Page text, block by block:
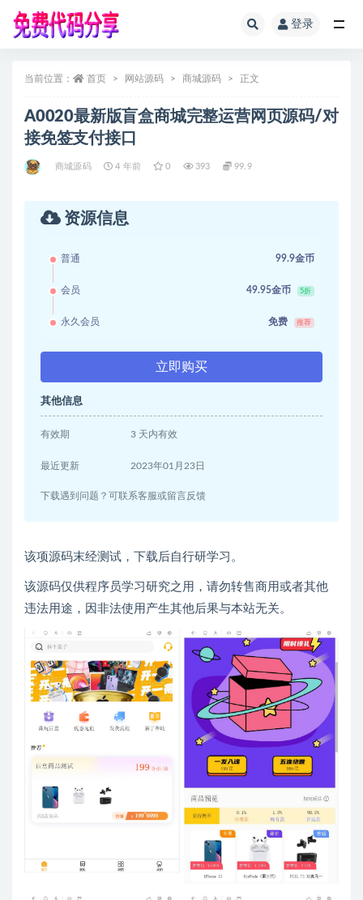
登录
当前位置： 首页 网站源码 商城源码 正文
A0020最新版盲盒商城完整运营网页源码/对
接免签支付接口
商城源码 4 年前 0 393 99.9
资源信息
普通 99.9金币
会员 49.95金币 5折
永久会员 免费 推荐
立即购买
其他信息
有效期 3 天内有效
最近更新 2023年01月23日
下载遇到问题？可联系客服或留言反馈
该项源码末经测试，下载后自行研学习。
该源码仅供程序员学习研究之用，请勿转售商用或者其他
违法用途，因非法使用产生其他后果与本站无关。